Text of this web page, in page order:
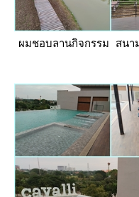
ผมชอบลานกิจกรรม สนา